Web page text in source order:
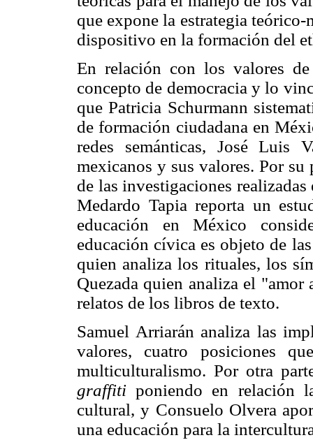
que expone la estrategia
dispositivo en la formación del
En relación con los valores
concepto de democracia y lo
que Patricia Schurmann
de formación ciudadana en
redes semánticas, José Luis
mexicanos y sus valores. Por
de las investigaciones
Medardo Tapia reporta un
educación en México
educación cívica es objeto de
quien analiza los rituales, los
Quezada quien analiza el
relatos de los libros de texto.
Samuel Arriarán analiza las
valores, cuatro posiciones
multiculturalismo. Por otra
graffiti poniendo en relación
cultural, y Consuelo Olvera
una educación para la